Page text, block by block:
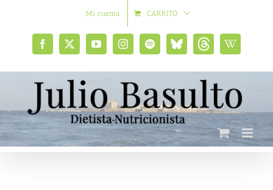
Mi cuenta CARRITO
Facebook
X YouTubeInstagramSpotifyBluesky
social
ThreadsWikipedia